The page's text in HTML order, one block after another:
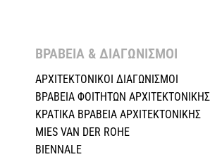
ΒΡΑΒΕΙΑ & ΔΙΑΓΩΝΙΣΜΟΙ ​
ΑΡΧΙΤΕΚΤΟΝΙΚΟΙ ΔΙΑΓΩΝΙΣΜΟΙ
ΒΡΑΒΕΙΑ ΦΟΙΤΗΤΩΝ ΑΡΧΙΤΕΚΤΟΝΙΚΗΣ
ΚΡΑΤΙΚΑ ΒΡΑΒΕΙΑ ΑΡΧΙΤΕΚΤΟΝΙΚΗΣ
MIES VAN DER ROHE
BIENNALE